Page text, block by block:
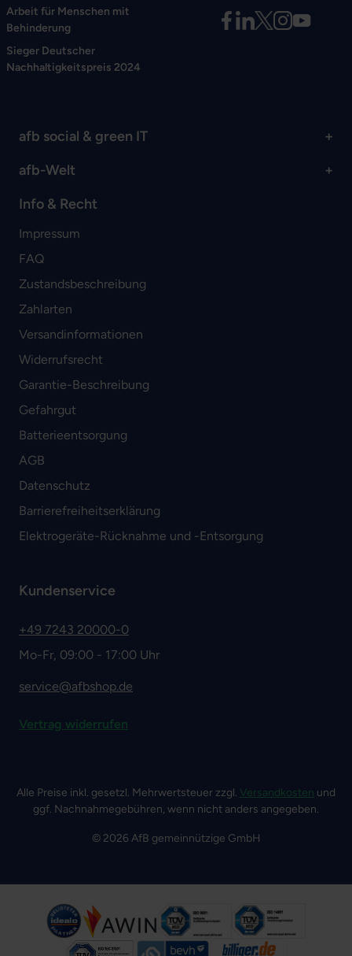
Arbeit für Menschen mit
Behinderung
Sieger Deutscher
Nachhaltigkeitspreis 2024
afb social & green IT
afb-Welt
Info & Recht
Impressum
FAQ
Zustandsbeschreibung
Zahlarten
Versandinformationen
Widerrufsrecht
Garantie-Beschreibung
Gefahrgut
Batterieentsorgung
AGB
Datenschutz
Barrierefreiheitserklärung
Elektrogeräte-Rücknahme und -Entsorgung
Kundenservice
+49 7243 20000-0
Mo-Fr, 09:00 - 17:00 Uhr
service@afbshop.de
Vertrag widerrufen
Alle Preise inkl. gesetzl. Mehrwertsteuer zzgl. Versandkosten und
ggf. Nachnahmegebühren, wenn nicht anders angegeben.
© 2026 AfB gemeinnützige GmbH